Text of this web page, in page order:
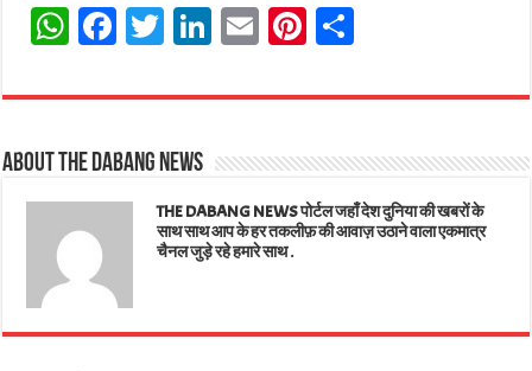
W
ts
A
pp
Fa
bo
ok
T
tt
er
Li
ed
E
ail
Pi
er
t
e
About The Dabang News
THE DABANG NEWS पोर्टल जहाँ देश दुनिया की खबरों के
साथ साथ आप के हर तकलीफ़ की आवाज़ उठाने वाला एकमात्र
चैनल जुड़े रहे हमारे साथ .